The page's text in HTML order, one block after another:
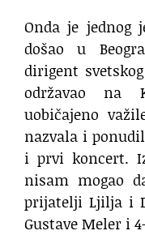
Onda je jednog
došao u
dirigent
održavao na
uobičajeno
nazvala i
i prvi koncert.
nisam mogao
prijatelji Ljilja i
Gustave Meler i